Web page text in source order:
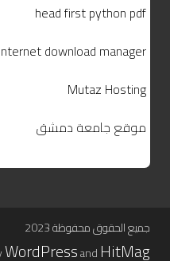
head first python pdf
internet download manager
Mutaz Hosting
موقع جامعة دمشق
جميع الحقوق محفوظة 2023
WordPressand HitMag